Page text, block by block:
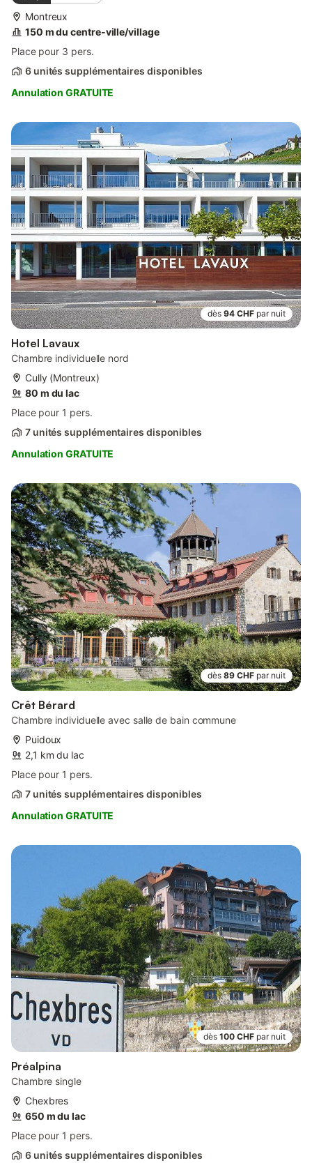
Montreux
150 m du centre-ville/village
Place pour 3 pers.
6 unités supplémentaires disponibles
Annulation GRATUITE
dès 94 CHF par nuit
Hotel Lavaux
Chambre individuelle nord
Cully (Montreux)
80 m du lac
Place pour 1 pers.
7 unités supplémentaires disponibles
Annulation GRATUITE
dès 89 CHF par nuit
Crêt Bérard
Chambre individuelle avec salle de bain commune
Puidoux
2,1 km du lac
Place pour 1 pers.
7 unités supplémentaires disponibles
Annulation GRATUITE
dès 100 CHF par nuit
Préalpina
Chambre single
Chexbres
650 m du lac
Place pour 1 pers.
6 unités supplémentaires disponibles